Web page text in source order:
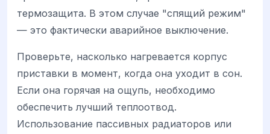
термозащита. В этом случае "спящий режим"
— это фактически аварийное выключение.
Проверьте, насколько нагревается корпус
приставки в момент, когда она уходит в сон.
Если она горячая на ощупь, необходимо
обеспечить лучший теплоотвод.
Использование пассивных радиаторов или